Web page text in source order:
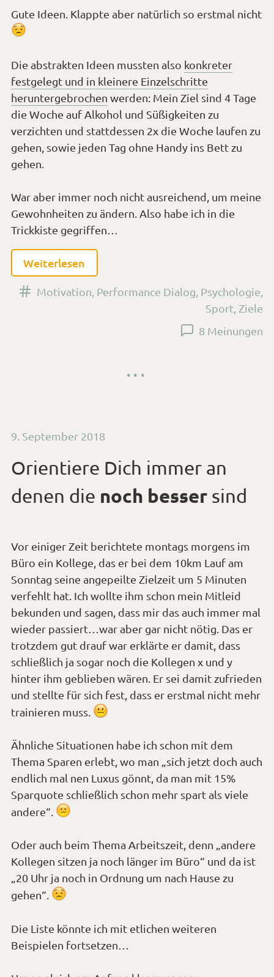
Gute Ideen. Klappte aber natürlich so erstmal nicht
*Smiley
traurig*
Die abstrakten Ideen mussten also konkreter
festgelegt und in kleinere Einzelschritte
heruntergebrochen werden: Mein Ziel sind 4 Tage
die Woche auf Alkohol und Süßigkeiten zu
verzichten und stattdessen 2x die Woche laufen zu
gehen, sowie jeden Tag ohne Handy ins Bett zu
gehen.
War aber immer noch nicht ausreichend, um meine
Gewohnheiten zu ändern. Also habe ich in die
Trickkiste gegriffen…
Weiterlesen
Versehen
Motivation Performance Dialog Psychologie
Sport, Ziele
8 Meinungen
Veröffentlicht
9. September 2018
Orientiere Dich immer an
denen die noch besser sind
Vor einiger Zeit berichtete montags morgens im
Büro ein Kollege, das er bei dem 10km Lauf am
Sonntag seine angepeilte Zielzeit um 5 Minuten
verfehlt hat. Ich wollte ihm schon mein Mitleid
bekunden und sagen, dass mir das auch immer mal
wieder passiert…war aber gar nicht nötig. Das er
trotzdem gut drauf war erklärte er damit, dass
schließlich ja sogar noch die Kollegen x und y
hinter ihm geblieben wären. Er sei damit zufrieden
und stellte für sich fest, dass er erstmal nicht mehr
trainieren muss. *Smiley
sprachlos*
Ähnliche Situationen habe ich schon mit dem
Thema Sparen erlebt, wo man „sich jetzt doch auch
endlich mal nen Luxus gönnt, da man mit 15%
Sparquote schließlich schon mehr spart als viele
andere“. *Smiley
verärgert*
Oder auch beim Thema Arbeitszeit, denn „andere
Kollegen sitzen ja noch länger im Büro“ und da ist
„20 Uhr ja noch in Ordnung um nach Hause zu
gehen“. *Smiley
traurig*
Die Liste könnte ich mit etlichen weiteren
Beispielen fortsetzen…